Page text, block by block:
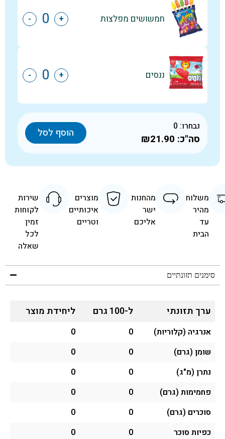
חמשושים מפלצות +
-
ננסים +
-
נבחרו: 0
סה"כ: ₪21.90 הוסף לסל
משלוח
מהיר
עד
הבית
מהחנות
ישר
אליכם
מוצרים
איכותיים
וטריים
שירות
לקוחות
זמין
לכל
שאלה
סימנים תזונתיים
ערך תזונתי ל-100 גרם ליחידת מוצר
אנרגיה (קלוריות) 0
0
שומן (גרם)
0
0
נתרן (מ"ג)
0
0
פחמימות (גרם)
0
0
סוכרים (גרם)
0
0
כפיות סוכר
0
0